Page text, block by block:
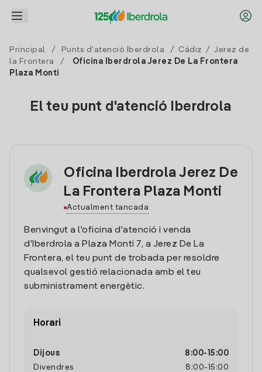
Principal / Punts d'atenció Iberdrola / Cádiz / Jerez de
la Frontera
/
Oficina Iberdrola Jerez De La Frontera
Plaza Monti
El teu punt d'atenció Iberdrola
Oficina Iberdrola Jerez De
La Frontera Plaza Monti
Actualment tancada
Benvingut a l'oficina d'atenció i venda
d'Iberdrola a Plaza Monti 7, a Jerez De La
Frontera, el teu punt de trobada per resoldre
qualsevol gestió relacionada amb el teu
subministrament energètic.
Horari
Dijous 8:00- 15:00
Divendres
8:00- 15:00